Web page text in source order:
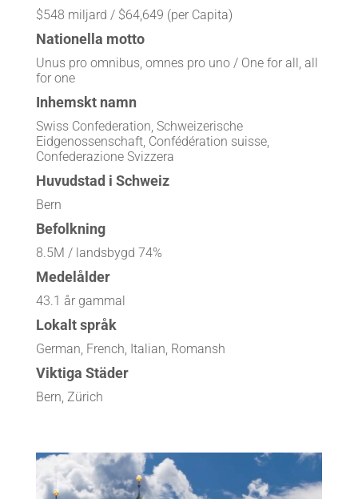
$548 miljard / $64,649 (per Capita)
Nationella motto
Unus pro omnibus, omnes pro uno / One for all, all
for one
Inhemskt namn
Swiss Confederation, Schweizerische
Eidgenossenschaft, Confédération suisse,
Confederazione Svizzera
Huvudstad i Schweiz
Bern
Befolkning
8.5M / landsbygd 74%
Medelålder
43.1 år gammal
Lokalt språk
German, French, Italian, Romansh
Viktiga Städer
Bern, Zürich